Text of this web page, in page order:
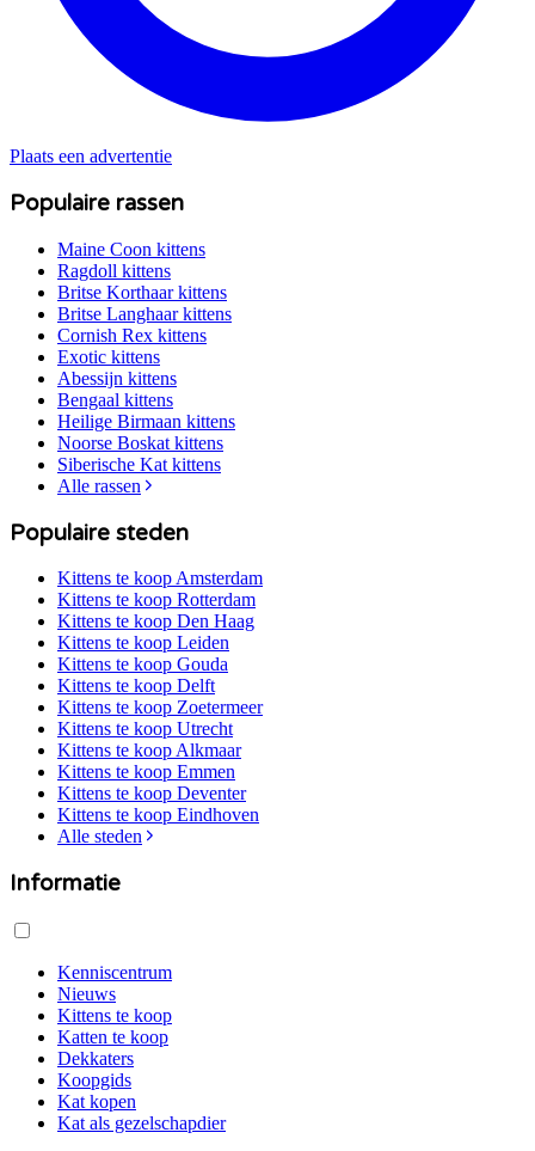
Plaats een advertentie
Populaire rassen
Maine Coon kittens
Ragdoll kittens
Britse Korthaarkittens
Britse Langhaarkittens
Cornish Rex kittens
Exotic kittens
Abessijn kittens
Bengaal kittens
Heilige Birmaan kittens
Noorse Boskat kittens
Siberische Kat kittens
Alle rassen
Populaire steden
Kittens te koop Amsterdam
Kittens te koop Rotterdam
Kittens te koop Den Haag
Kittens te koop Leiden
Kittens te koop Gouda
Kittens te koop Delft
Kittens te koop Zoetermeer
Kittens te koop Utrecht
Kittens te koop Alkmaar
Kittens te koop Emmen
Kittens te koop Deventer
Kittens te koop Eindhoven
Alle steden
Informatie
Kenniscentrum
Nieuws
Kittens te koop
Katten te koop
Dekkaters
Koopgids
Kat kopen
Kat als gezelschapdier